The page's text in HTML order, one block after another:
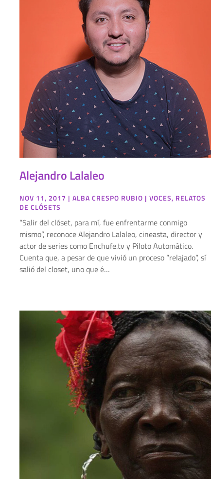
Alejandro Lalaleo
NOV 11, 2017 | ALBA CRESPO RUBIO | VOCES, RELATOS
DE CLÓSETS
“Salir del clóset, para mí, fue enfrentarme conmigo
mismo”, reconoce Alejandro Lalaleo, cineasta, director y
actor de series como Enchufe.tv y Piloto Automático.
Cuenta que, a pesar de que vivió un proceso “relajado”, sí
salió del closet, uno que é…